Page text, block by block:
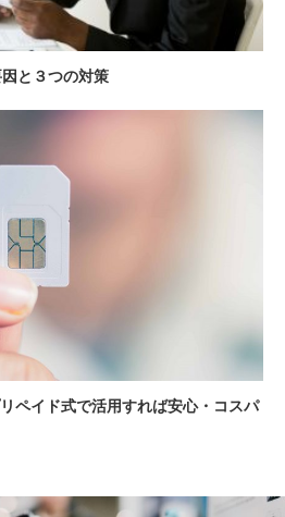
と３つの対策
ペイド式で活用すれば安心・コスパ